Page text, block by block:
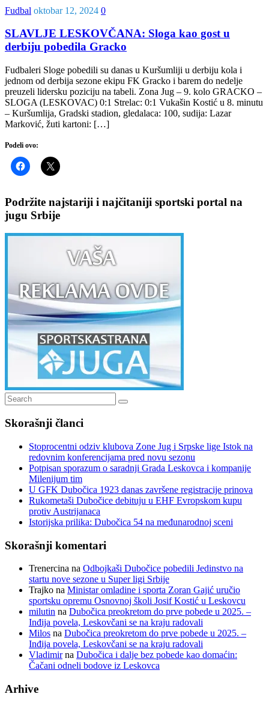
Fudbal oktobar 12, 2024 0
SLAVLJE LESKOVČANA: Sloga kao gost u
derbiju pobedila Gracko
Fudbaleri Sloge pobedili su danas u Kuršumliji u derbiju kola i
jednom od derbija sezone ekipu FK Gracko i barem do nedelje
preuzeli lidersku poziciju na tabeli. Zona Jug – 9. kolo GRACKO –
SLOGA (LESKOVAC) 0:1 Strelac: 0:1 Vukašin Kostić u 8. minutu
– Kuršumlija, Gradski stadion, gledalaca: 100, sudija: Lazar
Marković, žuti kartoni: […]
Podeli ovo:
Podržite najstariji i najčitaniji sportski portal na
jugu Srbije
Search
for:
Search
Skorašnji članci
Stoprocentni odziv klubova Zone Jug i Srpske lige Istok na
redovnim konferencijama pred novu sezonu
Potpisan sporazum o saradnji Grada Leskovca i kompanije
Milenijum tim
U GFK Dubočica 1923 danas završene registracije prinova
Rukometaši Dubočice debituju u EHF Evropskom kupu
protiv Austrijanaca
Istorijska prilika: Dubočica 54 na međunarodnoj sceni
Skorašnji komentari
Trenercina na Odbojkaši Dubočice pobedili Jedinstvo na
startu nove sezone u Super ligi Srbije
Trajko na Ministar omladine i sporta Zoran Gajić uručio
sportsku opremu Osnovnoj školi Josif Kostić u Leskovcu
milutin na Dubočica preokretom do prve pobede u 2025. –
Inđija povela, Leskovčani se na kraju radovali
Milos na Dubočica preokretom do prve pobede u 2025. –
Inđija povela, Leskovčani se na kraju radovali
Vladimirna Dubočica i dalje bez pobede kao domaćin:
Čačani odneli bodove iz Leskovca
Arhive